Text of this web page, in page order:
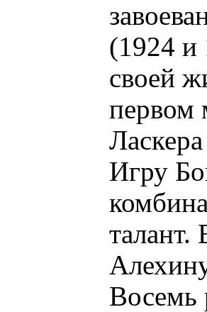
(1924 и
своей
первом
Игру
Восемь